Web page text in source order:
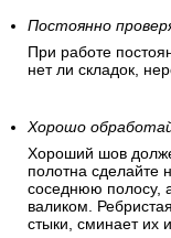
Постоянно
При работе
нет ли складок,
Хорошо
Хороший шов
полотна сделайте
соседнюю полосу,
валиком.
стыки, сминает их